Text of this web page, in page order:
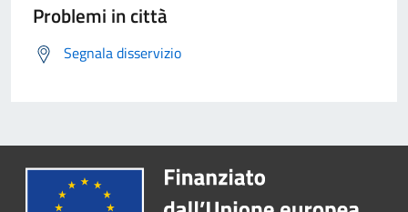
Problemi in città
Segnala disservizio